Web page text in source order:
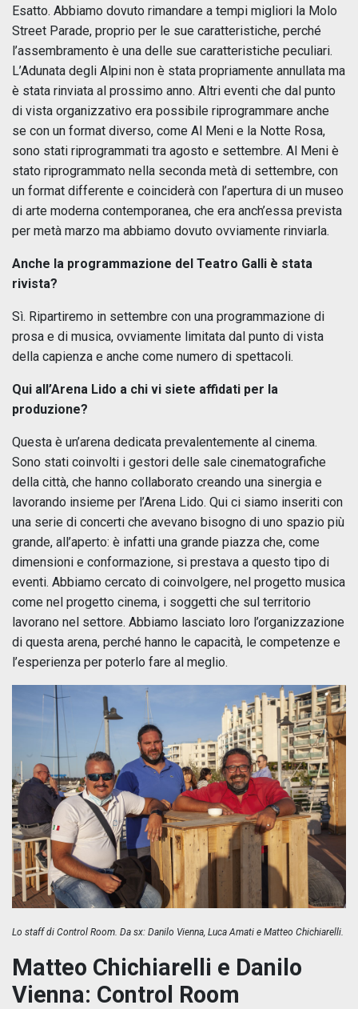
Esatto. Abbiamo dovuto rimandare a tempi migliori la Molo
Street Parade, proprio per le sue caratteristiche, perché
l’assembramento è una delle sue caratteristiche peculiari.
L’Adunata degli Alpini non è stata propriamente annullata ma
è stata rinviata al prossimo anno. Altri eventi che dal punto
di vista organizzativo era possibile riprogrammare anche
se con un format diverso, come Al Meni e la Notte Rosa,
sono stati riprogrammati tra agosto e settembre. Al Meni è
stato riprogrammato nella seconda metà di settembre, con
un format differente e coinciderà con l’apertura di un museo
di arte moderna contemporanea, che era anch’essa prevista
per metà marzo ma abbiamo dovuto ovviamente rinviarla.
Anche la programmazione del Teatro Galli è stata
rivista?
Sì. Ripartiremo in settembre con una programmazione di
prosa e di musica, ovviamente limitata dal punto di vista
della capienza e anche come numero di spettacoli.
Qui all’Arena Lido a chi vi siete affidati per la
produzione?
Questa è un’arena dedicata prevalentemente al cinema.
Sono stati coinvolti i gestori delle sale cinematografiche
della città, che hanno collaborato creando una sinergia e
lavorando insieme per l’Arena Lido. Qui ci siamo inseriti con
una serie di concerti che avevano bisogno di uno spazio più
grande, all’aperto: è infatti una grande piazza che, come
dimensioni e conformazione, si prestava a questo tipo di
eventi. Abbiamo cercato di coinvolgere, nel progetto musica
come nel progetto cinema, i soggetti che sul territorio
lavorano nel settore. Abbiamo lasciato loro l’organizzazione
di questa arena, perché hanno le capacità, le competenze e
l’esperienza per poterlo fare al meglio.
Lo staff di Control Room. Da sx: Danilo Vienna, Luca Amati e Matteo Chichiarelli.
Matteo Chichiarelli e Danilo
Vienna: Control Room